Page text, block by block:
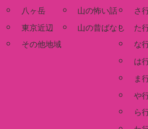
八ヶ岳
東京近辺
その他地域
山の怖い話
山の昔ばなし
さ
た
な
は
ま
や
ら